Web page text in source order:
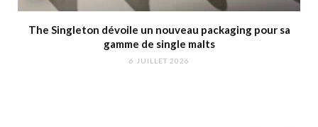
The Singleton dévoile un nouveau packaging pour sa
gamme de single malts
6 JUILLET 2026